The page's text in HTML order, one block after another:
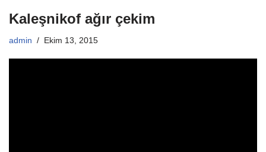
Kaleşnikof ağır çekim
admin Ekim 13, 2015